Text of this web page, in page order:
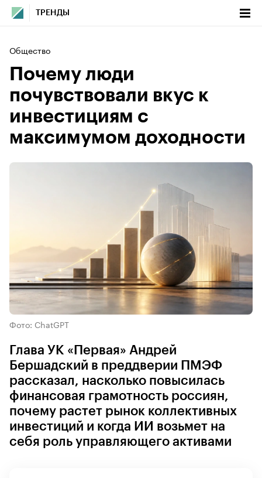
ТРЕНДЫ
Общество
Почему люди
почувствовали вкус к
инвестициям с
максимумом доходности
Фото: ChatGPT
Глава УК «Первая» Андрей
Бершадский в преддверии ПМЭФ
рассказал, насколько повысилась
финансовая грамотность россиян,
почему растет рынок коллективных
инвестиций и когда ИИ возьмет на
себя роль управляющего активами